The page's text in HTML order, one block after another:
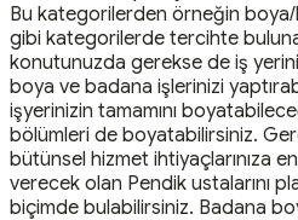
Bu kategorilerden örneğin
gibi kategorilerde tercihte
konutunuzda gerekse de iş
boya ve badana işlerinizi
işyerinizin tamamını
bölümleri de boyatabilirsiniz.
bütünsel hizmet ihtiyaçlarınıza
verecek olan Pendik ustalarını
biçimde bulabilirsiniz. Badana